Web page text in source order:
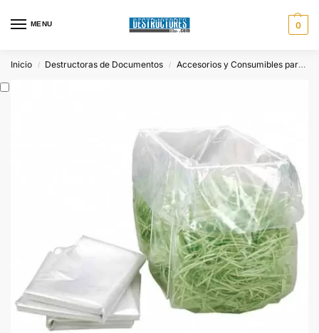
MENU 0
Inicio / Destructoras de Documentos / Accesorios y Consumibles para Destructoras